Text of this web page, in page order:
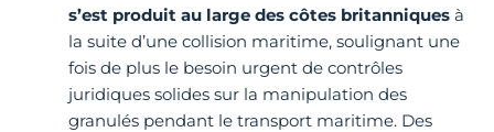
s’est produit au large des côtes britanniques à
la suite d’une collision maritime, soulignant une
fois de plus le besoin urgent de contrôles
juridiques solides sur la manipulation des
granulés pendant le transport maritime. Des